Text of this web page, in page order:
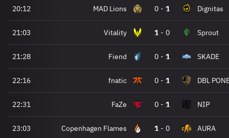
20:12 MAD Lions 0 - 1 Dignitas
21:03 Vitality 1 - 0 Sprout
21:28 Fiend 0 - 1 SKADE
22:16 fnatic 0 - 1 DBL
22:31 FaZe 0 - 1 NIP
23:03 Copenhagen Flames 1 - 0 AURA